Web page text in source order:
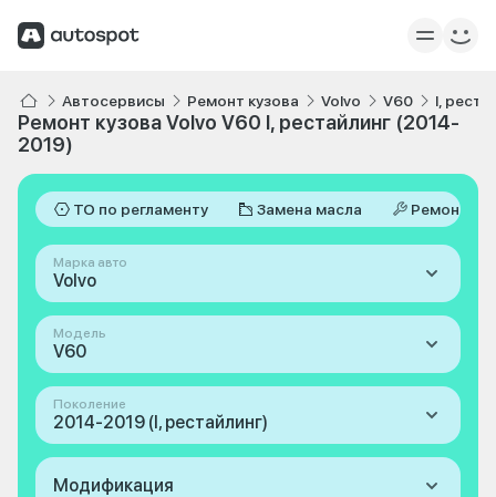
Автосервисы Ремонт кузова Volvo V60 I,
Ремонт кузова Volvo V60 I, рестайлинг (2014-
2019)
ТО по регламенту Замена масла Ремонт
Марка авто
Volvo
Модель
V60
Поколение
2014-2019 (I, рестайлинг)
Модификация